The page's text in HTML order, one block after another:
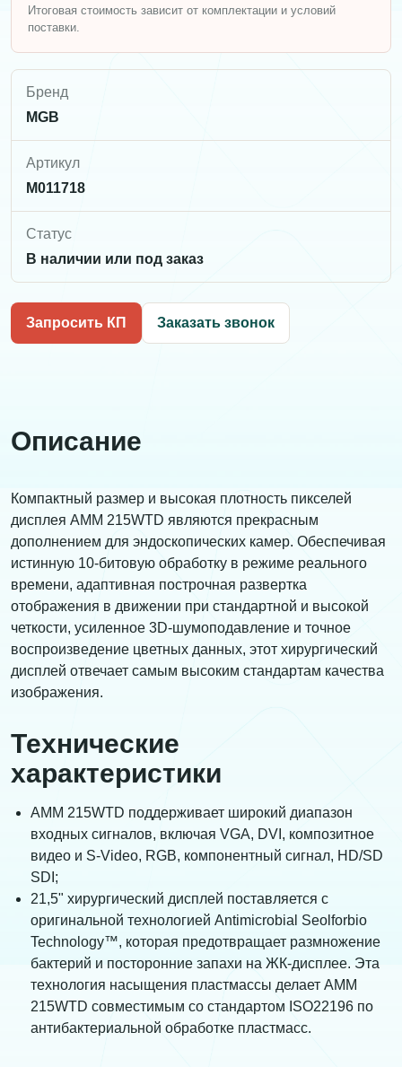
Итоговая стоимость зависит от комплектации и условий
поставки.
Бренд
MGB
Артикул
M011718
Статус
В наличии или под заказ
Запросить КП Заказать звонок
Описание
Компактный размер и высокая плотность пикселей
дисплея AMM 215WTD являются прекрасным
дополнением для эндоскопических камер. Обеспечивая
истинную 10-битовую обработку в режиме реального
времени, адаптивная построчная развертка
отображения в движении при стандартной и высокой
четкости, усиленное 3D-шумоподавление и точное
воспроизведение цветных данных, этот хирургический
дисплей отвечает самым высоким стандартам качества
изображения.
Технические
характеристики
AMM 215WTD поддерживает широкий диапазон
входных сигналов, включая VGA, DVI, композитное
видео и S-Video, RGB, компонентный сигнал, HD/SD
SDI;
21,5" хирургический дисплей поставляется с
оригинальной технологией Antimicrobial Seolforbio
Technology™, которая предотвращает размножение
бактерий и посторонние запахи на ЖК-дисплее. Эта
технология насыщения пластмассы делает AMM
215WTD совместимым со стандартом ISO22196 по
антибактериальной обработке пластмасс.